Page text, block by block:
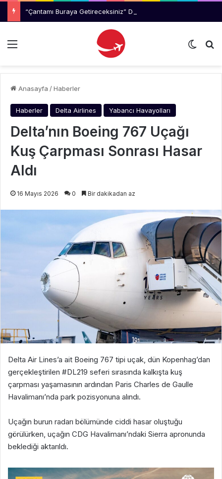
Menü Dış
Anasayfa /Haberler
Haberler Delta Airlines Yabancı Havayolları
Delta’nın Boeing 767 Uçağı
Kuş Çarpması Sonrası Hasar
Aldı
16 Mayıs 2026 0 Bir dakikadan az
Delta Air Lines’a ait Boeing 767 tipi uçak, dün Kopenhag’dan
gerçekleştirilen #DL219 seferi sırasında kalkışta kuş
çarpması yaşamasının ardından Paris Charles de Gaulle
Havalimanı’nda park pozisyonuna alındı.
Uçağın burun radarı bölümünde ciddi hasar oluştuğu
görülürken, uçağın CDG Havalimanı’ndaki Sierra apronunda
beklediği aktarıldı.